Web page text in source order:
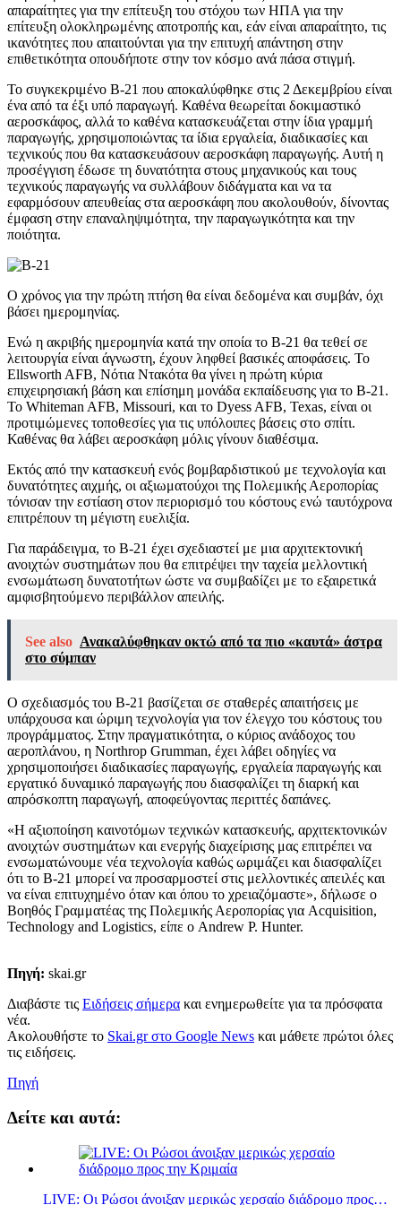
απαραίτητες για την επίτευξη του στόχου των ΗΠΑ για την
επίτευξη ολοκληρωμένης αποτροπής και, εάν είναι απαραίτητο, τις
ικανότητες που απαιτούνται για την επιτυχή απάντηση στην
επιθετικότητα οπουδήποτε στην τον κόσμο ανά πάσα στιγμή.
Το συγκεκριμένο B-21 που αποκαλύφθηκε στις 2 Δεκεμβρίου είναι
ένα από τα έξι υπό παραγωγή. Καθένα θεωρείται δοκιμαστικό
αεροσκάφος, αλλά το καθένα κατασκευάζεται στην ίδια γραμμή
παραγωγής, χρησιμοποιώντας τα ίδια εργαλεία, διαδικασίες και
τεχνικούς που θα κατασκευάσουν αεροσκάφη παραγωγής. Αυτή η
προσέγγιση έδωσε τη δυνατότητα στους μηχανικούς και τους
τεχνικούς παραγωγής να συλλάβουν διδάγματα και να τα
εφαρμόσουν απευθείας στα αεροσκάφη που ακολουθούν, δίνοντας
έμφαση στην επαναληψιμότητα, την παραγωγικότητα και την
ποιότητα.
Ο χρόνος για την πρώτη πτήση θα είναι δεδομένα και συμβάν, όχι
βάσει ημερομηνίας.
Ενώ η ακριβής ημερομηνία κατά την οποία το B-21 θα τεθεί σε
λειτουργία είναι άγνωστη, έχουν ληφθεί βασικές αποφάσεις. Το
Ellsworth AFB, Νότια Ντακότα θα γίνει η πρώτη κύρια
επιχειρησιακή βάση και επίσημη μονάδα εκπαίδευσης για το B-21.
Το Whiteman AFB, Missouri, και το Dyess AFB, Texas, είναι οι
προτιμώμενες τοποθεσίες για τις υπόλοιπες βάσεις στο σπίτι.
Καθένας θα λάβει αεροσκάφη μόλις γίνουν διαθέσιμα.
Εκτός από την κατασκευή ενός βομβαρδιστικού με τεχνολογία και
δυνατότητες αιχμής, οι αξιωματούχοι της Πολεμικής Αεροπορίας
τόνισαν την εστίαση στον περιορισμό του κόστους ενώ ταυτόχρονα
επιτρέπουν τη μέγιστη ευελιξία.
Για παράδειγμα, το B-21 έχει σχεδιαστεί με μια αρχιτεκτονική
ανοιχτών συστημάτων που θα επιτρέψει την ταχεία μελλοντική
ενσωμάτωση δυνατοτήτων ώστε να συμβαδίζει με το εξαιρετικά
αμφισβητούμενο περιβάλλον απειλής.
See also Ανακαλύφθηκαν οκτώ από τα πιο «καυτά» άστρα
στο σύμπαν
Ο σχεδιασμός του B-21 βασίζεται σε σταθερές απαιτήσεις με
υπάρχουσα και ώριμη τεχνολογία για τον έλεγχο του κόστους του
προγράμματος. Στην πραγματικότητα, ο κύριος ανάδοχος του
αεροπλάνου, η Northrop Grumman, έχει λάβει οδηγίες να
χρησιμοποιήσει διαδικασίες παραγωγής, εργαλεία παραγωγής και
εργατικό δυναμικό παραγωγής που διασφαλίζει τη διαρκή και
απρόσκοπτη παραγωγή, αποφεύγοντας περιττές δαπάνες.
«Η αξιοποίηση καινοτόμων τεχνικών κατασκευής, αρχιτεκτονικών
ανοιχτών συστημάτων και ενεργής διαχείρισης μας επιτρέπει να
ενσωματώνουμε νέα τεχνολογία καθώς ωριμάζει και διασφαλίζει
ότι το B-21 μπορεί να προσαρμοστεί στις μελλοντικές απειλές και
να είναι επιτυχημένο όταν και όπου το χρειαζόμαστε», δήλωσε ο
Βοηθός Γραμματέας της Πολεμικής Αεροπορίας για Acquisition,
Technology and Logistics, είπε ο Andrew P. Hunter.
Πηγή: skai.gr
Διαβάστε τις Ειδήσεις σήμερα και ενημερωθείτε για τα πρόσφατα
νέα.
Ακολουθήστε το Skai.gr στο Google News και μάθετε πρώτοι όλες
τις ειδήσεις.
Πηγή
Δείτε και αυτά:
LIVE: Οι Ρώσοι άνοιξαν μερικώς χερσαίο διάδρομο προς…